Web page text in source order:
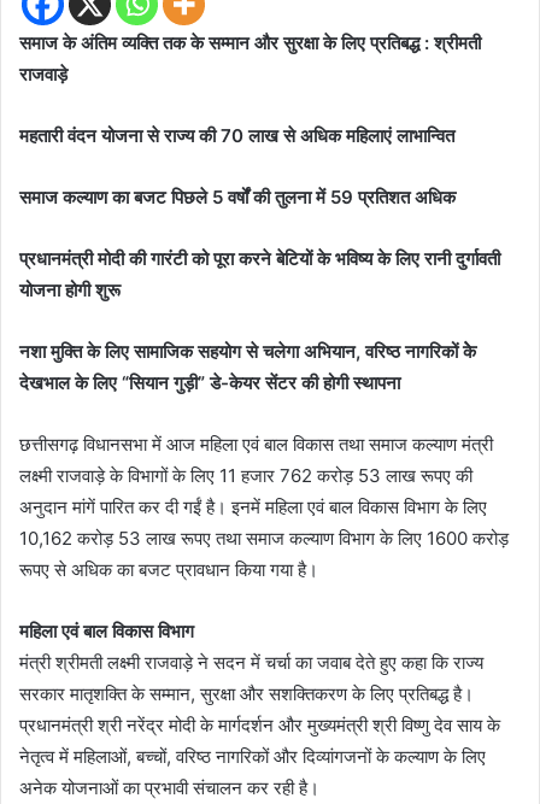
समाज के अंतिम व्यक्ति तक के सम्मान और सुरक्षा के लिए प्रतिबद्ध : श्रीमती
राजवाड़े
महतारी वंदन योजना से राज्य की 70 लाख से अधिक महिलाएं लाभान्वित
समाज कल्याण का बजट पिछले 5 वर्षों की तुलना में 59 प्रतिशत अधिक
प्रधानमंत्री मोदी की गारंटी को पूरा करने बेटियों के भविष्य के लिए रानी दुर्गावती
योजना होगी शुरू
नशा मुक्ति के लिए सामाजिक सहयोग से चलेगा अभियान, वरिष्ठ नागरिकों केे
देखभाल के लिए “सियान गुड़ी” डे-केयर सेंटर की होगी स्थापना
छत्तीसगढ़ विधानसभा में आज महिला एवं बाल विकास तथा समाज कल्याण मंत्री
लक्ष्मी राजवाड़े के विभागों के लिए 11 हजार 762 करोड़ 53 लाख रूपए की
अनुदान मांगें पारित कर दी गईं है। इनमें महिला एवं बाल विकास विभाग के लिए
10,162 करोड़ 53 लाख रूपए तथा समाज कल्याण विभाग के लिए 1600 करोड़
रूपए से अधिक का बजट प्रावधान किया गया है।
महिला एवं बाल विकास विभाग
मंत्री श्रीमती लक्ष्मी राजवाड़े ने सदन में चर्चा का जवाब देते हुए कहा कि राज्य
सरकार मातृशक्ति के सम्मान, सुरक्षा और सशक्तिकरण के लिए प्रतिबद्ध है।
प्रधानमंत्री श्री नरेंद्र मोदी के मार्गदर्शन और मुख्यमंत्री श्री विष्णु देव साय के
नेतृत्व में महिलाओं, बच्चों, वरिष्ठ नागरिकों और दिव्यांगजनों के कल्याण के लिए
अनेक योजनाओं का प्रभावी संचालन कर रही है।